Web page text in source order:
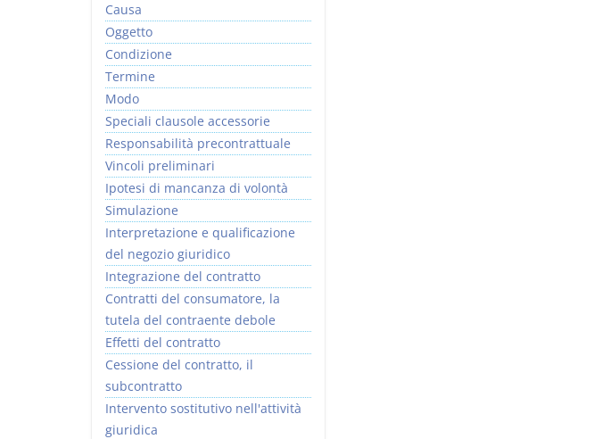
Causa
Oggetto
Condizione
Termine
Modo
Speciali clausole accessorie
Responsabilità precontrattuale
Vincoli preliminari
Ipotesi di mancanza di volontà
Simulazione
Interpretazione e qualificazione
del negozio giuridico
Integrazione del contratto
Contratti del consumatore, la
tutela del contraente debole
Effetti del contratto
Cessione del contratto, il
subcontratto
Intervento sostitutivo nell'attività
giuridica